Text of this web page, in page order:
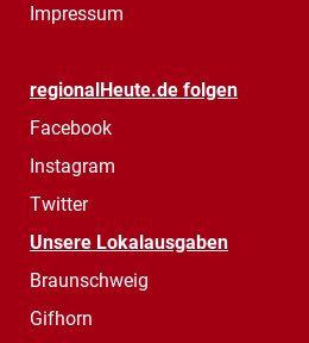
Impressum
regionalHeute.de folgen
Facebook
Instagram
Twitter
Unsere Lokalausgaben
Braunschweig
Gifhorn